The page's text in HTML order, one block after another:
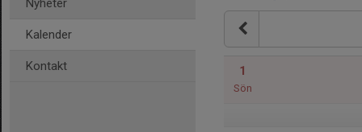
Nyheter
Kalender
Kontakt 1
Sön